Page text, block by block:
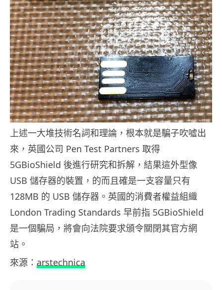
上述一大堆技術名詞和理論，根本就是騙子吹噓出
來，英國公司 Pen Test Partners 取得
5GBioShield 後進行研究和拆解，結果這外型像
USB 儲存器的裝置，的而且確是一支容量只有
128MB 的 USB 儲存器。英國的消費者權益組織
London Trading Standards 早前指 5GBioShield
是一個騙局，將會向法院要求頒令關閉其官方網
站。
來源： arstechnica